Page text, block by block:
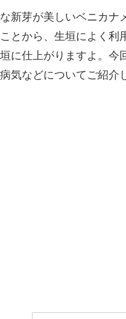
新芽が美しいベニカナ
とから、生垣によく利
に仕上がりますよ。今
気などについてご紹介